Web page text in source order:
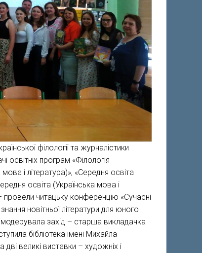
філології та журналістики
освітніх програм «Філологія
і література)», «Середня освіта
освіта (Українська мова і
провели читацьку конференцію «Сучасні
новітньої літератури для юного
модерувала захід – старша викладачка
бібліотека імені Михайла
великі виставки – художніх і